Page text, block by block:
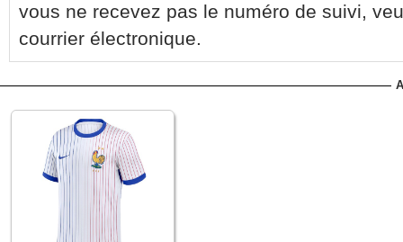
vous ne recevez pas le numéro de suivi,
courrier électronique.